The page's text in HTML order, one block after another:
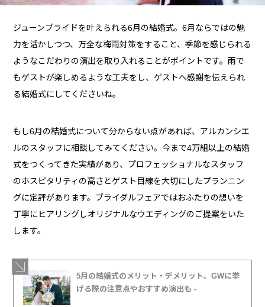
ジューンブライドを叶えられる6月の結婚式。6月ならではの魅
力を活かしつつ、万全な梅雨対策をすること、季節を感じられる
ようなこだわりの演出を取り入れることがポイントです。雨で
もゲストが楽しめるような工夫をし、ゲストへ感謝を伝えられ
る結婚式にしてくださいね。
もし6月の結婚式について分からない点があれば、アルカンシエ
ルのスタッフに相談してみてください。今まで4万組以上の結婚
式をつくってきた実績があり、プロフェッショナルなスタッフ
のホスピタリティの高さとゲスト目線を大切にしたプランニン
グに定評があります。ブライダルフェアではおふたりの想いを
丁寧にヒアリングしオリジナルなウエディングのご提案をいた
します。
5月の結婚式のメリット・デメリット。GWに挙
げる際の注意点やおすすめ演出も -